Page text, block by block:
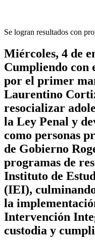
Se logran resultados con
Miércoles, 4 de
Cumpliendo con
por el primer
Laurentino
resocializar
la Ley Penal y
como personas
de Gobierno
programas de
Instituto de
(IEI),
la
Intervención
custodia y